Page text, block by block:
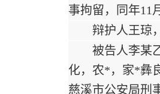
事拘留，同年11
辩护人王琼
被告人李某
化，农*，家*彝
慈溪市公安局刑